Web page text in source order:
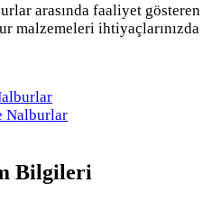
arasında faaliyet gösteren
malzemeleri ihtiyaçlarınızda
Nalburlar
Bilgileri